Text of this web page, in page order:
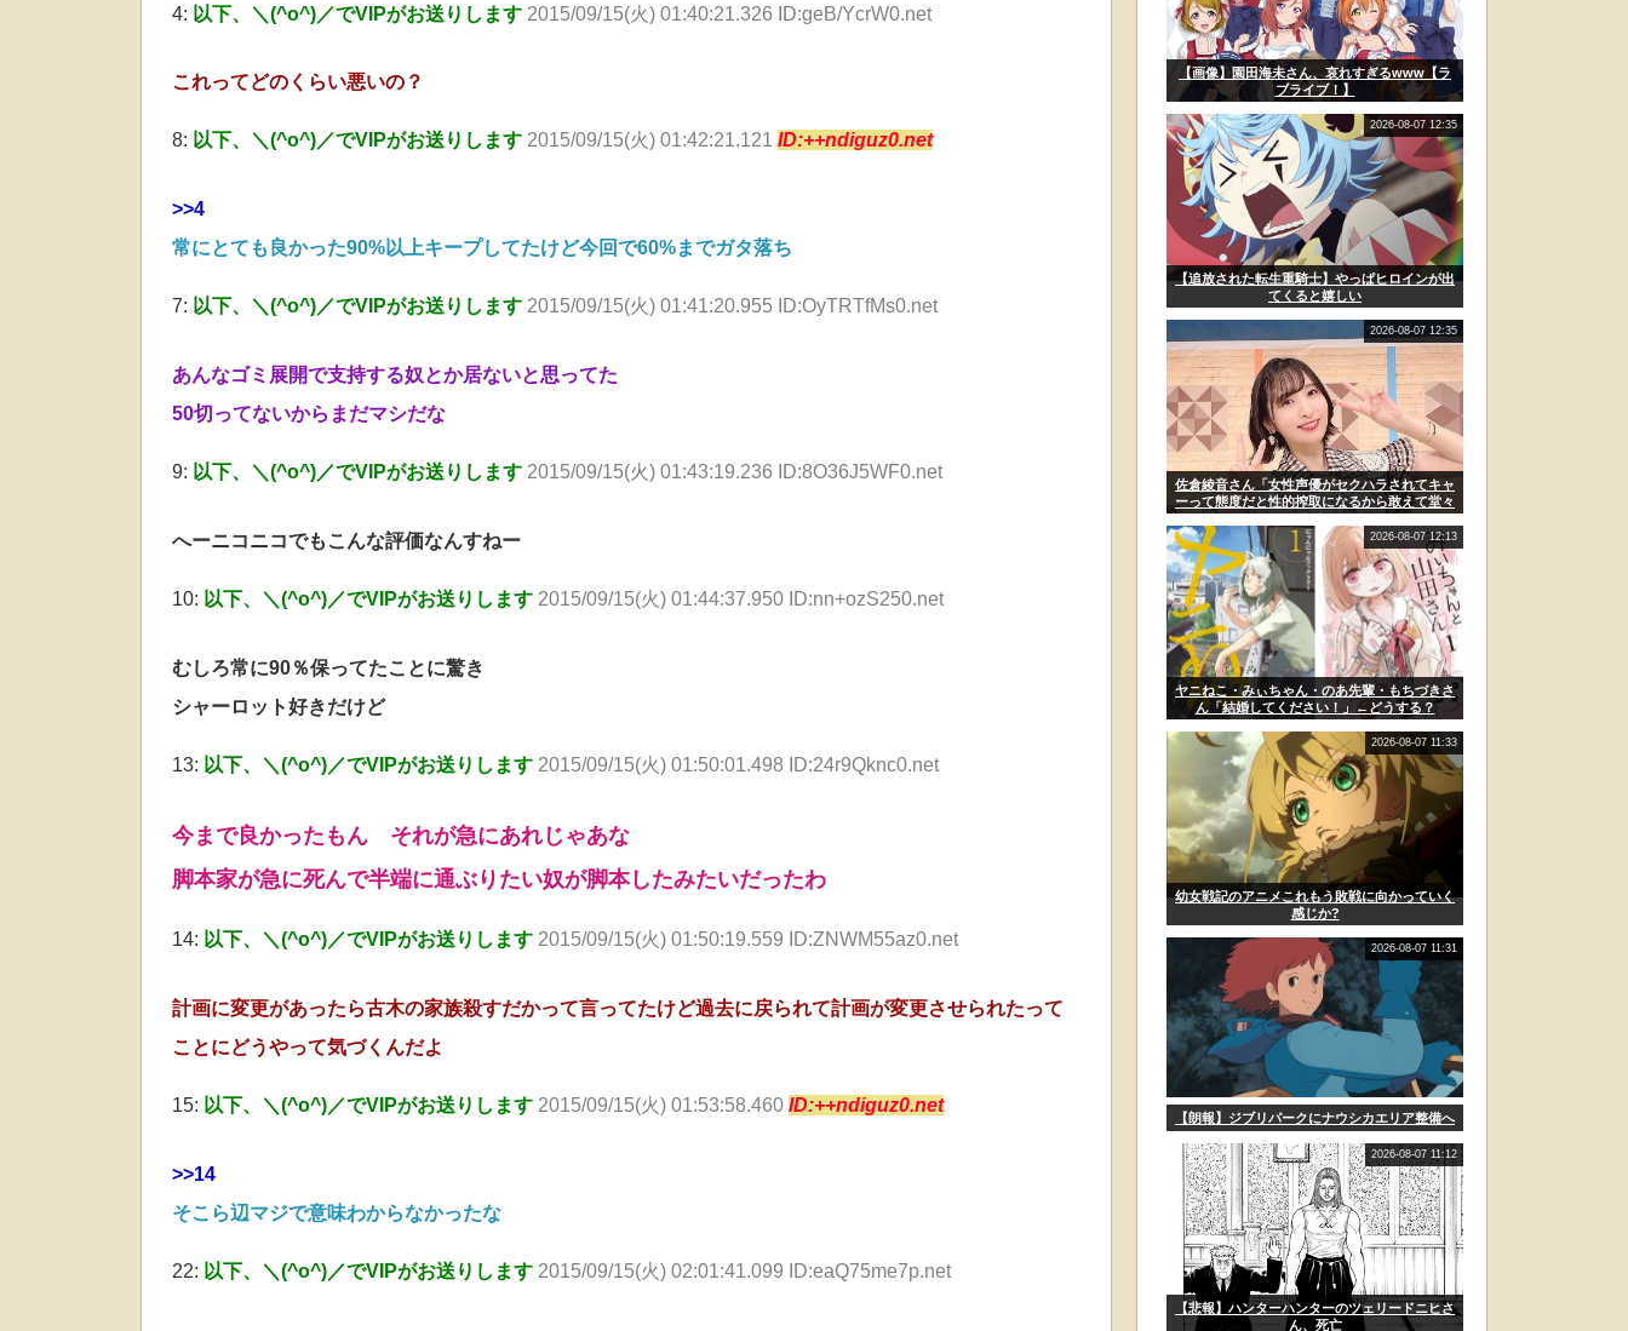
4: 以下、＼(^o^)／でVIPがお送りします 2015/09/15(火) 01:40:21.326 ID:geB/YcrW0.net
これってどのくらい悪いの？
8: 以下、＼(^o^)／でVIPがお送りします 2015/09/15(火) 01:42:21.121 ID:++ndiguz0.net
>>4
常にとても良かった90%以上キープしてたけど今回で60%までガタ落ち
7: 以下、＼(^o^)／でVIPがお送りします 2015/09/15(火) 01:41:20.955 ID:OyTRTfMs0.net
あんなゴミ展開で支持する奴とか居ないと思ってた
50切ってないからまだマシだな
9: 以下、＼(^o^)／でVIPがお送りします 2015/09/15(火) 01:43:19.236 ID:8O36J5WF0.net
へーニコニコでもこんな評価なんすねー
10: 以下、＼(^o^)／でVIPがお送りします 2015/09/15(火) 01:44:37.950 ID:nn+ozS250.net
むしろ常に90％保ってたことに驚き
シャーロット好きだけど
13: 以下、＼(^o^)／でVIPがお送りします 2015/09/15(火) 01:50:01.498 ID:24r9Qknc0.net
今まで良かったもん それが急にあれじゃあな
脚本家が急に死んで半端に通ぶりたい奴が脚本したみたいだったわ
14: 以下、＼(^o^)／でVIPがお送りします 2015/09/15(火) 01:50:19.559 ID:ZNWM55az0.net
計画に変更があったら古木の家族殺すだかって言ってたけど過去に戻られて計画が変更させられたって
ことにどうやって気づくんだよ
15: 以下、＼(^o^)／でVIPがお送りします 2015/09/15(火) 01:53:58.460 ID:++ndiguz0.net
>>14
そこら辺マジで意味わからなかったな
22: 以下、＼(^o^)／でVIPがお送りします 2015/09/15(火) 02:01:41.099 ID:eaQ75me7p.net
【画像】園田海未さん、哀れすぎるwww【ラ
ブライブ！】
【追放された転生重騎士】やっぱヒロインが出
てくると嬉しい
2026-08-07 12:35
佐倉綾音さん「女性声優がセクハラされてキャ
ーって態度だと性的搾取になるから敢えて堂々
とした」
2026-08-07 12:35
ヤニねこ・みぃちゃん・のあ先輩・もちづきさ
ん「結婚してください！」←どうする？
2026-08-07 12:13
幼女戦記のアニメこれもう敗戦に向かっていく
感じか?
2026-08-07 11:33
【朗報】ジブリパークにナウシカエリア整備へ
2026-08-07 11:31
【悲報】ハンターハンターのツェリードニヒさ
ん、死亡
2026-08-07 11:12